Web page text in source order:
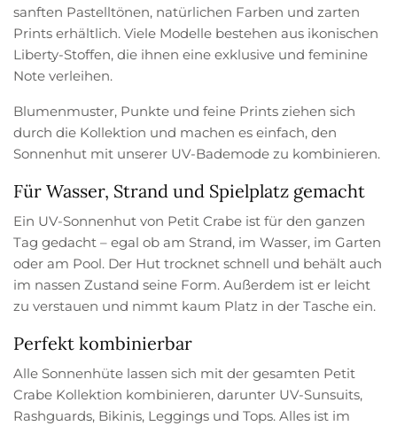
sanften Pastelltönen, natürlichen Farben und zarten
Prints erhältlich. Viele Modelle bestehen aus ikonischen
Liberty-Stoffen, die ihnen eine exklusive und feminine
Note verleihen.
Blumenmuster, Punkte und feine Prints ziehen sich
durch die Kollektion und machen es einfach, den
Sonnenhut mit unserer UV-Bademode zu kombinieren.
Für Wasser, Strand und Spielplatz gemacht
Ein UV-Sonnenhut von Petit Crabe ist für den ganzen
Tag gedacht – egal ob am Strand, im Wasser, im Garten
oder am Pool. Der Hut trocknet schnell und behält auch
im nassen Zustand seine Form. Außerdem ist er leicht
zu verstauen und nimmt kaum Platz in der Tasche ein.
Perfekt kombinierbar
Alle Sonnenhüte lassen sich mit der gesamten Petit
Crabe Kollektion kombinieren, darunter UV-Sunsuits,
Rashguards, Bikinis, Leggings und Tops. Alles ist im